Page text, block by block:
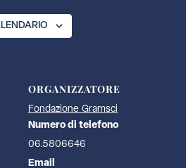
ORGANIZZATORE
Fondazione Gramsci
Numero di telefono
06.5806646
Email